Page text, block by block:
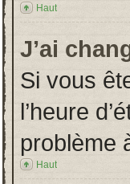
Haut
J’ai
Si vous
l’heure
problème
Haut